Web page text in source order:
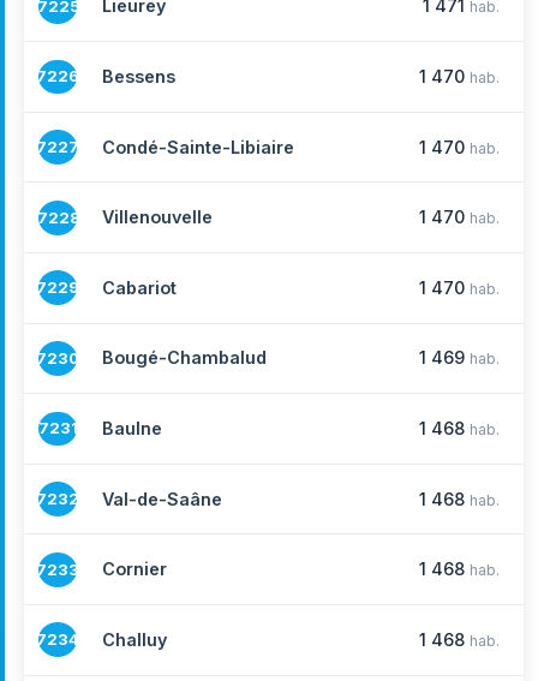
7225 Lieurey 1 471 hab.
7226 Bessens 1 470 hab.
7227 Condé-Sainte-Libiaire 1 470 hab.
7228 Villenouvelle 1 470 hab.
7229 Cabariot 1 470 hab.
7230 Bougé-Chambalud 1 469 hab.
7231 Baulne 1 468 hab.
7232 Val-de-Saâne 1 468 hab.
7233 Cornier 1 468 hab.
7234 Challuy 1 468 hab.